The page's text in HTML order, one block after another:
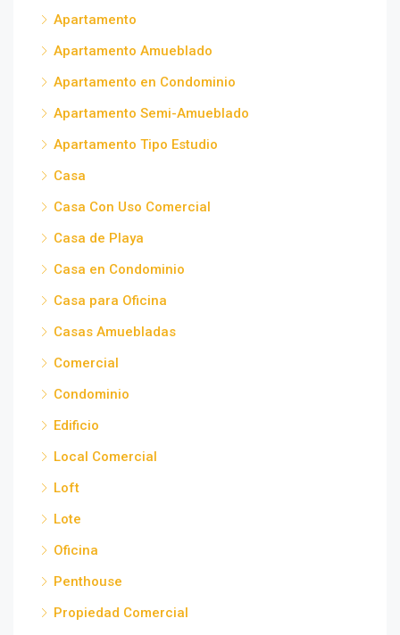
Apartamento
Apartamento Amueblado
Apartamento en Condominio
Apartamento Semi-Amueblado
Apartamento Tipo Estudio
Casa
Casa Con Uso Comercial
Casa de Playa
Casa en Condominio
Casa para Oficina
Casas Amuebladas
Comercial
Condominio
Edificio
Local Comercial
Loft
Lote
Oficina
Penthouse
Propiedad Comercial